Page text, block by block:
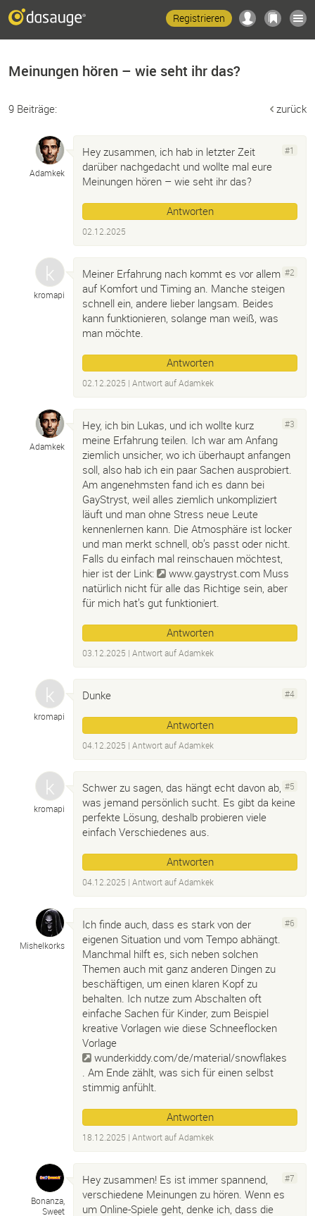
Registrieren
Meinungen hören – wie seht ihr das?
9 Beiträge: zurück
Adamkek
#1
Hey zusammen, ich hab in letzter Zeit
darüber nachgedacht und wollte mal eure
Meinungen hören – wie seht ihr das?
Antworten
02.12.2025
kromapi
#2
Meiner Erfahrung nach kommt es vor allem
auf Komfort und Timing an. Manche steigen
schnell ein, andere lieber langsam. Beides
kann funktionieren, solange man weiß, was
man möchte.
Antworten
02.12.2025 | Antwort aufAdamkek
Adamkek
#3
Hey, ich bin Lukas, und ich wollte kurz
meine Erfahrung teilen. Ich war am Anfang
ziemlich unsicher, wo ich überhaupt anfangen
soll, also hab ich ein paar Sachen ausprobiert.
Am angenehmsten fand ich es dann bei
GayStryst, weil alles ziemlich unkompliziert
läuft und man ohne Stress neue Leute
kennenlernen kann. Die Atmosphäre ist locker
und man merkt schnell, ob’s passt oder nicht.
Falls du einfach mal reinschauen möchtest,
hier ist der Link:
www.gaystryst.com Muss
natürlich nicht für alle das Richtige sein, aber
für mich hat’s gut funktioniert.
Antworten
03.12.2025 | Antwort aufAdamkek
kromapi
#4
Dunke
Antworten
04.12.2025 | Antwort aufAdamkek
kromapi
#5
Schwer zu sagen, das hängt echt davon ab,
was jemand persönlich sucht. Es gibt da keine
perfekte Lösung, deshalb probieren viele
einfach Verschiedenes aus.
Antworten
04.12.2025 | Antwort aufAdamkek
Mishelkorks
#6
Ich finde auch, dass es stark von der
eigenen Situation und vom Tempo abhängt.
Manchmal hilft es, sich neben solchen
Themen auch mit ganz anderen Dingen zu
beschäftigen, um einen klaren Kopf zu
behalten. Ich nutze zum Abschalten oft
einfache Sachen für Kinder, zum Beispiel
kreative Vorlagen wie diese Schneeflocken
Vorlage
wunderkiddy.com/de/material/snowflakes
. Am Ende zählt, was sich für einen selbst
stimmig anfühlt.
Antworten
18.12.2025 | Antwort aufAdamkek
Bonanza,
Sweet
#7
Hey zusammen! Es ist immer spannend,
verschiedene Meinungen zu hören. Wenn es
um Online-Spiele geht, denke ich, dass die